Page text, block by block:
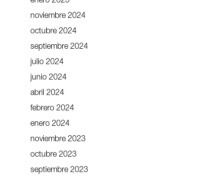
noviembre 2024
octubre 2024
septiembre 2024
julio 2024
junio 2024
abril 2024
febrero 2024
enero 2024
noviembre 2023
octubre 2023
septiembre 2023